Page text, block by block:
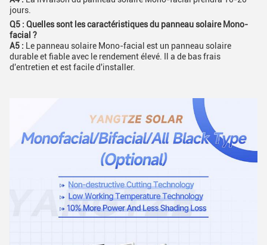
jours.
Q5 : Quelles sont les caractéristiques du panneau solaire Mono-
facial ?
A5 : Le panneau solaire Mono-facial est un panneau solaire
durable et fiable avec le rendement élevé. Il a de bas frais
d'entretien et est facile d'installer.